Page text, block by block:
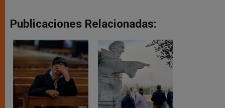
Publicaciones Relacionadas: